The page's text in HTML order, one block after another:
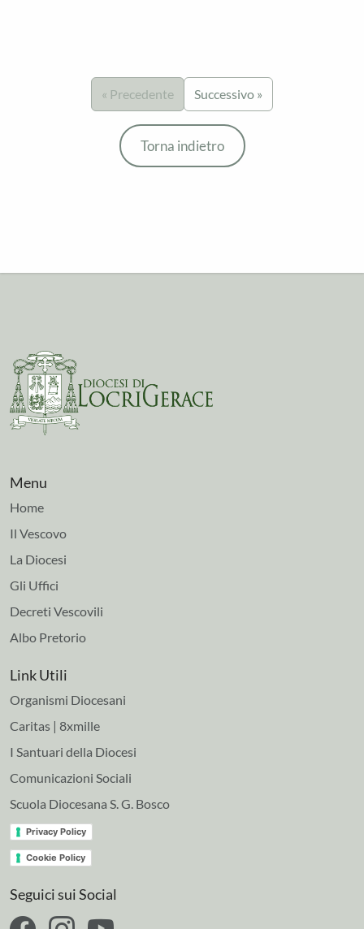
« Precedente Successivo »
Torna indietro
Menu
Home
Il Vescovo
La Diocesi
Gli Uffici
Decreti Vescovili
Albo Pretorio
Link Utili
Organismi Diocesani
Caritas | 8xmille
I Santuari della Diocesi
Comunicazioni Sociali
Scuola Diocesana S. G. Bosco
Privacy Policy
Cookie Policy
Seguici sui Social